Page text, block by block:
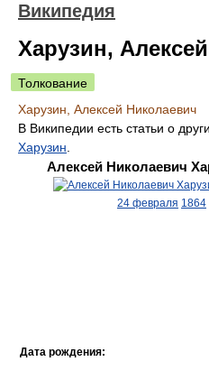
Википедия
Харузин,
Толкование
Харузин, Алексей Николаевич
В Википедии есть статьи о
Харузин
Алексей Николаевич
Дата рождения:
24 февраля 1864